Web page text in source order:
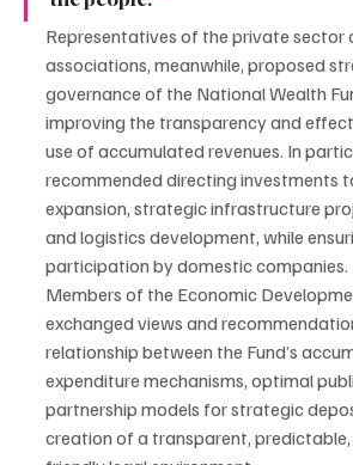
Representatives of the private sector
associations, meanwhile, proposed
governance of the National Wealth
improving the transparency and
use of accumulated revenues. In
recommended directing investments
expansion, strategic infrastructure
and logistics development, while
participation by domestic companies.
Members of the Economic
exchanged views and
relationship between the Fund’s
expenditure mechanisms, optimal
partnership models for strategic
creation of a transparent, predictable,